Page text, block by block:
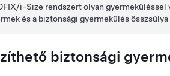
i-Size rendszert olyan
és a biztonsági gyermekülés
biztonsági